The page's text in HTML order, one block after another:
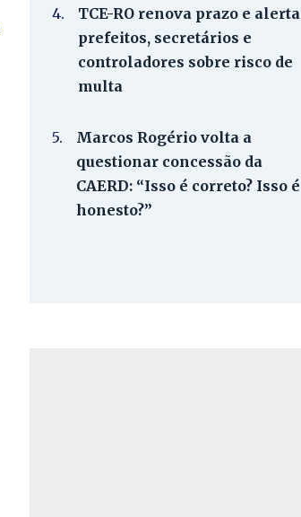
4.
TCE-RO renova prazo e alerta
prefeitos, secretários e
controladores sobre risco de
multa
5.
Marcos Rogério volta a
questionar concessão da
CAERD: “Isso é correto? Isso é
honesto?”